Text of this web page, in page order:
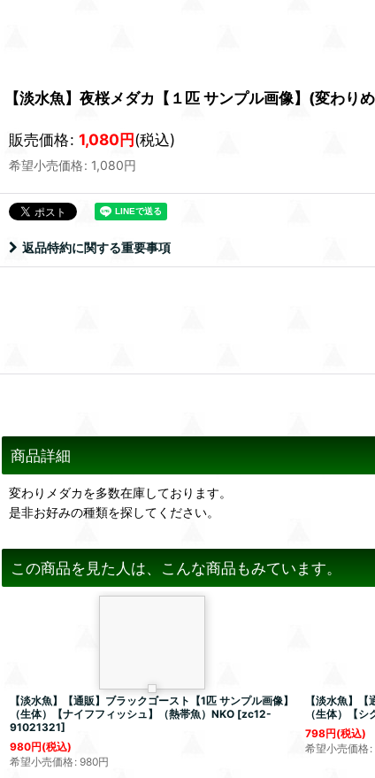
【淡水魚】夜桜メダカ【１匹 サンプル画像】(変わ
販売価格: 1,080円(税込)
希望小売価格: 1,080円
返品特約に関する重要事項
商品詳細
変わりメダカを多数在庫しております。
是非お好みの種類を探してください。
この商品を見た人は、こんな商品もみています。
【淡水魚】【通販】ブラックゴースト【1匹 サンプル画像】
（生体）【ナイフフィッシュ】（熱帯魚）NKO [zc12-
91021321]
980円(税込)
希望小売価格: 980円
【淡水魚】
（生体）【シ
798円(税込)
希望小売価格: